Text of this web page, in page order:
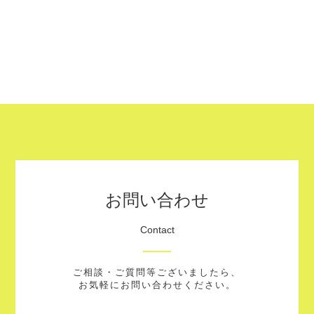
お問い合わせ
Contact
ご相談・ご質問等ございましたら、
お気軽にお問い合わせください。